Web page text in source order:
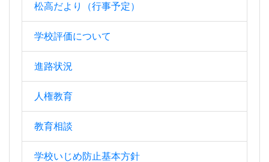
松高だより（行事予定）
学校評価について
進路状況
人権教育
教育相談
学校いじめ防止基本方針